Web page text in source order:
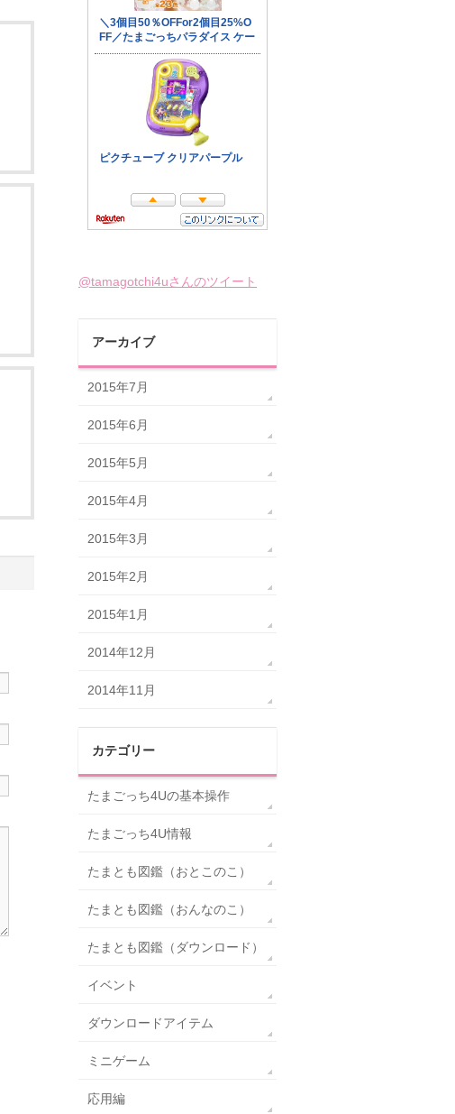
@tamagotchi4uさんのツイート
アーカイブ
2015年7月
2015年6月
2015年5月
2015年4月
2015年3月
2015年2月
2015年1月
2014年12月
2014年11月
カテゴリー
たまごっち4Uの基本操作
たまごっち4U情報
たまとも図鑑（おとこのこ）
たまとも図鑑（おんなのこ）
たまとも図鑑（ダウンロード）
イベント
ダウンロードアイテム
ミニゲーム
応用編